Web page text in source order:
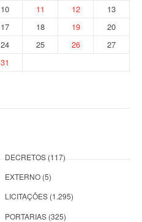
10 11 12
13
17 18 19
20
24 25 26
27
31
DECRETOS (117)
EXTERNO (5)
LICITAÇÕES (1.295)
PORTARIAS (325)